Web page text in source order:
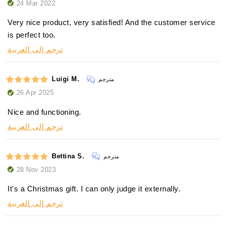
24 Mar 2022
Very nice product, very satisfied! And the customer service
is perfect too.
ترجم إلى العربية
Luigi M. مترجم
26 Apr 2025
Nice and functioning.
ترجم إلى العربية
Bettina S. مترجم
28 Nov 2023
It's a Christmas gift. I can only judge it externally.
ترجم إلى العربية